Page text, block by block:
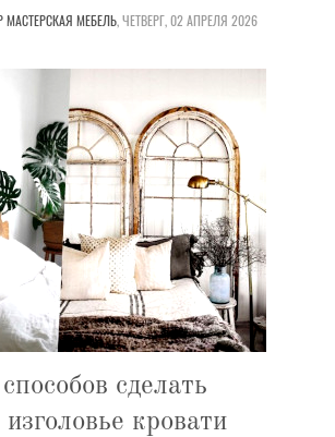
МАСТЕРСКАЯ МЕБЕЛЬ,ЧЕТВЕРГ, 02 АПРЕЛЯ 2026
сделать
кровати